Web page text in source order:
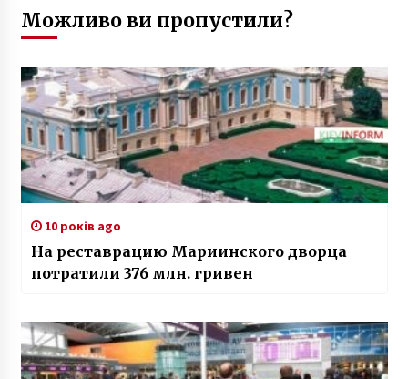
Можливо ви пропустили?
10 років ago
На реставрацию Мариинского дворца
потратили 376 млн. гривен